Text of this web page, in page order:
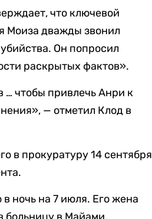
что ключевой
Моиза дважды звонил
Он попросил
раскрытых фактов».
чтобы привлечь Анри к
— отметил Клод в
в прокуратуру 14 сентября
ночь на 7 июля. Его жена